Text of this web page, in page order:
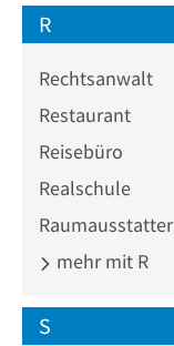
R
Rechtsanwalt
Restaurant
Reisebüro
Realschule
Raumausstatter
mehr mit R
S